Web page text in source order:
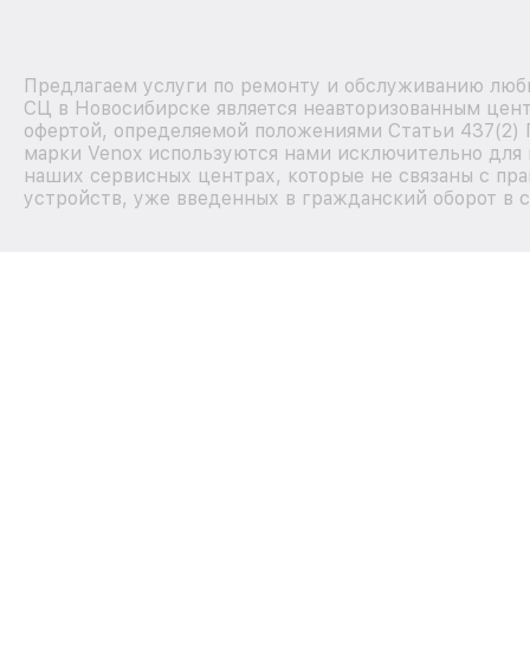
Предлагаем услуги по ремонту и обслуживанию
СЦ в Новосибирске является неавторизованным
офертой, определяемой положениями Статьи 437(2)
марки Venox используются нами исключительно
наших сервисных центрах, которые не связаны с
устройств, уже введенных в гражданский оборот в